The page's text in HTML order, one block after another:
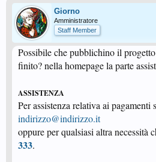
Giorno
Amministratore
Staff Member
Possibile che pubblichino il
finito? nella homepage la parte
ASSISTENZA
Per assistenza relativa ai pagamenti
indirizzo@indirizzo.it
oppure per qualsiasi altra necessità
333.